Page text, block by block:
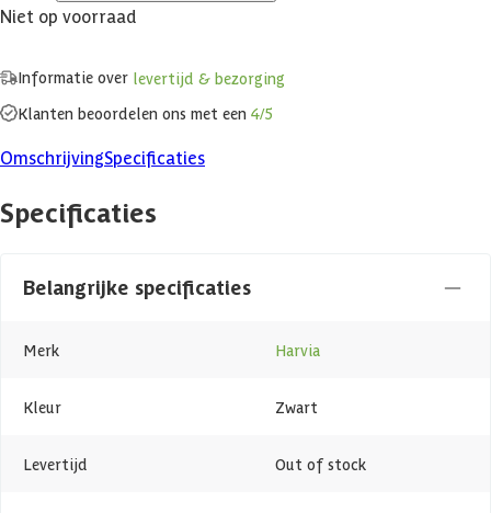
Niet op voorraad
Informatie over levertijd & bezorging
Klanten beoordelen ons met een 4/5
OmschrijvingSpecificaties
Specificaties
Belangrijke specificaties
Merk Harvia
Kleur Zwart
Levertijd Out of stock